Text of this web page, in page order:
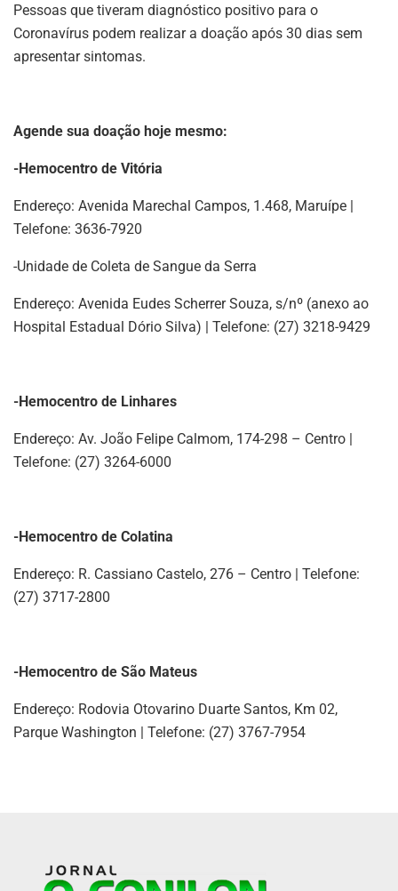
Pessoas que tiveram diagnóstico positivo para o
Coronavírus podem realizar a doação após 30 dias sem
apresentar sintomas.
Agende sua doação hoje mesmo:
-Hemocentro de Vitória
Endereço: Avenida Marechal Campos, 1.468, Maruípe |
Telefone: 3636-7920
-Unidade de Coleta de Sangue da Serra
Endereço: Avenida Eudes Scherrer Souza, s/nº (anexo ao
Hospital Estadual Dório Silva) | Telefone: (27) 3218-9429
-Hemocentro de Linhares
Endereço: Av. João Felipe Calmom, 174-298 – Centro |
Telefone: (27) 3264-6000
-Hemocentro de Colatina
Endereço: R. Cassiano Castelo, 276 – Centro | Telefone:
(27) 3717-2800
-Hemocentro de São Mateus
Endereço: Rodovia Otovarino Duarte Santos, Km 02,
Parque Washington | Telefone: (27) 3767-7954